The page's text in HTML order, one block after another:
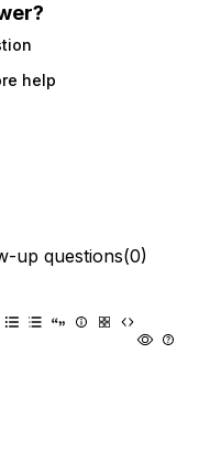
help
up questions(0)